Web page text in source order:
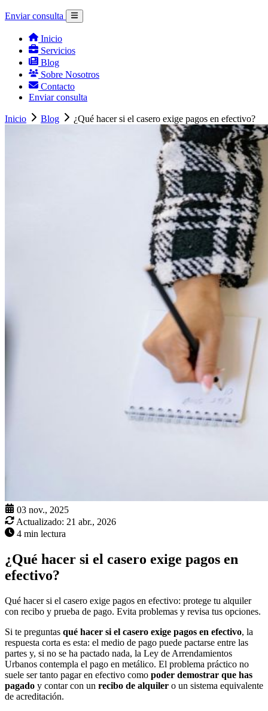
Enviar consulta
Inicio
Servicios
Blog
Sobre Nosotros
Contacto
Enviar consulta
Inicio Blog ¿Qué hacer si el casero exige pagos en efectivo?
03 nov., 2025
Actualizado: 21 abr., 2026
4 min lectura
¿Qué hacer si el casero exige pagos en
efectivo?
Qué hacer si el casero exige pagos en efectivo: protege tu alquiler
con recibo y prueba de pago. Evita problemas y revisa tus opciones.
Si te preguntas qué hacer si el casero exige pagos en efectivo, la
respuesta corta es esta: el medio de pago puede pactarse entre las
partes y, si no se ha pactado nada, la Ley de Arrendamientos
Urbanos contempla el pago en metálico. El problema práctico no
suele ser tanto pagar en efectivo como poder demostrar que has
pagado y contar con un recibo de alquiler o un sistema equivalente
de acreditación.